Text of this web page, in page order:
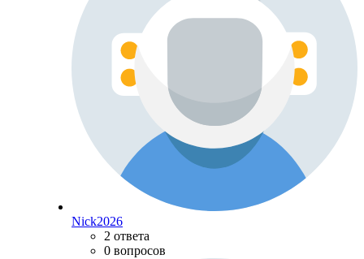
Nick2026
2 ответа
0 вопросов